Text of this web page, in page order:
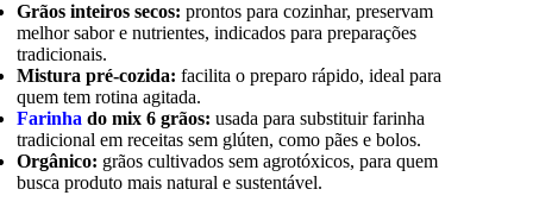
Grãos inteiros secos: prontos para cozinhar, preservam
melhor sabor e nutrientes, indicados para preparações
tradicionais.
Mistura pré-cozida: facilita o preparo rápido, ideal para
quem tem rotina agitada.
Farinha do mix 6 grãos: usada para substituir farinha
tradicional em receitas sem glúten, como pães e bolos.
Orgânico: grãos cultivados sem agrotóxicos, para quem
busca produto mais natural e sustentável.